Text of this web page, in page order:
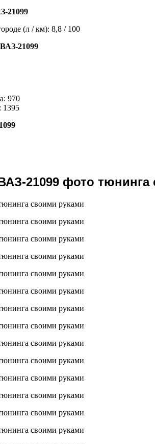
21099
(л / км): 8,8 / 100
21099
970
1395
21099 фото тюнинга